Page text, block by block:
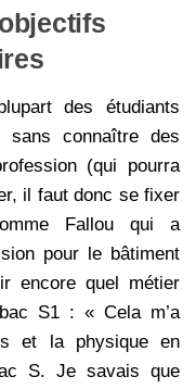
des étudiants
sans connaître des
(qui pourra
il faut donc se fixer
Fallou qui a
pour le bâtiment
encore quel métier
S1 : « Cela m’a
et la physique en
S. Je savais que